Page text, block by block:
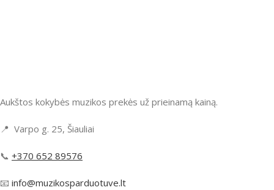
Aukštos kokybės muzikos prekės už prieinamą kainą.
📍 Varpo g. 25, Šiauliai
📞 +370 652 89576
📧 info@muzikosparduotuve.lt